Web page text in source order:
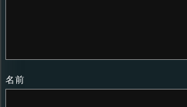
名前